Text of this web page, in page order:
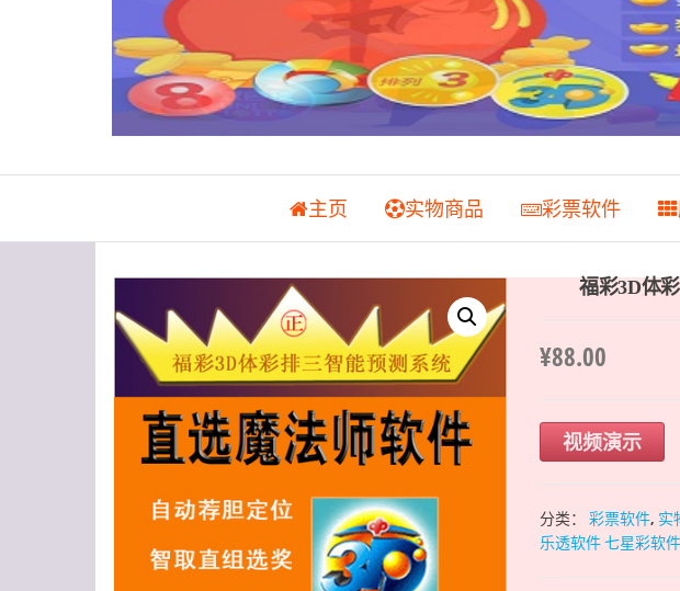
主页 实物商品 彩票软件 
福彩3D体
¥88.00
视频演示
分类： 彩票软件, 实
乐透软件 七星彩软